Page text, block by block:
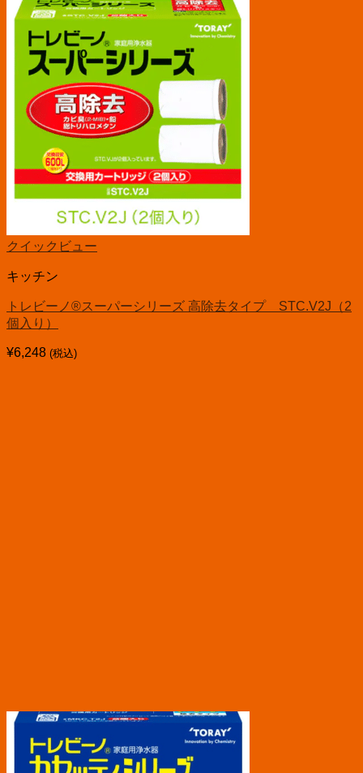
クイックビュー
キッチン
トレビーノ®スーパーシリーズ 高除去タイプ STC.V2J（2
個入り）
¥6,248 (税込)